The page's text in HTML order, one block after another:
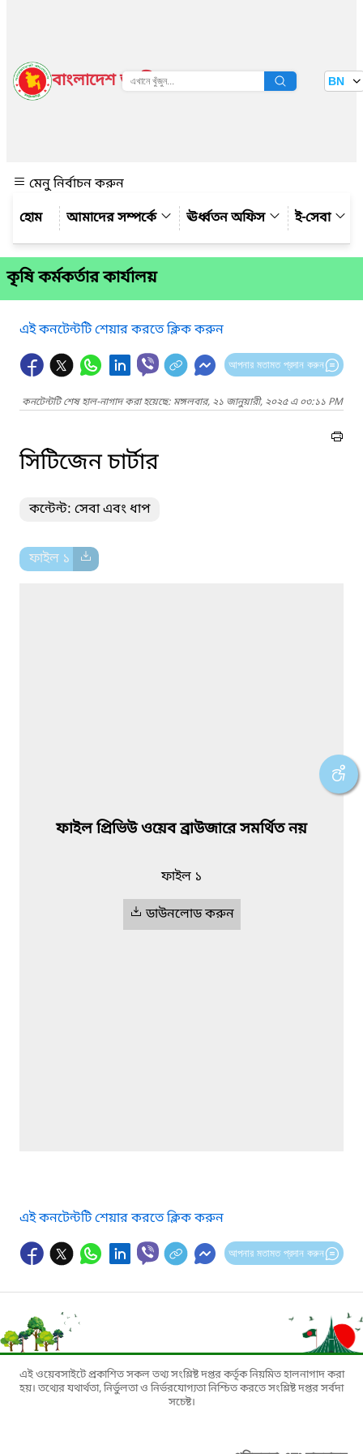
বাংলাদেশ জাতীয় তথ্য বাতায়ন BN
মেনু নির্বাচন করুন
আমাদের সম্পর্কে
ঊর্ধ্বতন অফিস ই-সেবা
কৃষি কর্মকর্তার কার্যালয়
এই কনটেন্টটি শেয়ার করতে ক্লিক করুন
আপনার মতামত প্রদান করুন
কনটেন্টটি শেষ হাল-নাগাদ করা হয়েছে: মঙ্গলবার, ২১ জানুয়ারী, ২০২৫ এ ০৩:১১ PM
সিটিজেন চার্টার
কন্টেন্ট: সেবা এবং ধাপ
ফাইল ১
ফাইল প্রিভিউ ওয়েব ব্রাউজারে সমর্থিত নয়
ফাইল ১
ডাউনলোড করুন
এই কনটেন্টটি শেয়ার করতে ক্লিক করুন
আপনার মতামত প্রদান করুন
এই ওয়েবসাইটে প্রকাশিত সকল তথ্য সংশ্লিষ্ট দপ্তর কর্তৃক নিয়মিত হালনাগাদ করা
হয়। তথ্যের যথার্থতা, নির্ভুলতা ও নির্ভরযোগ্যতা নিশ্চিত করতে সংশ্লিষ্ট দপ্তর সর্বদা
সচেষ্ট।